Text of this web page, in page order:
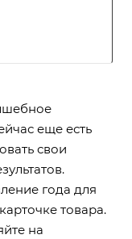
еще есть
свои
года для
товара.
на